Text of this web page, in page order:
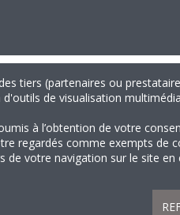
tiers (partenaires ou
de visualisation
à l’obtention de votre
regardés comme exempts
votre navigation sur le site en